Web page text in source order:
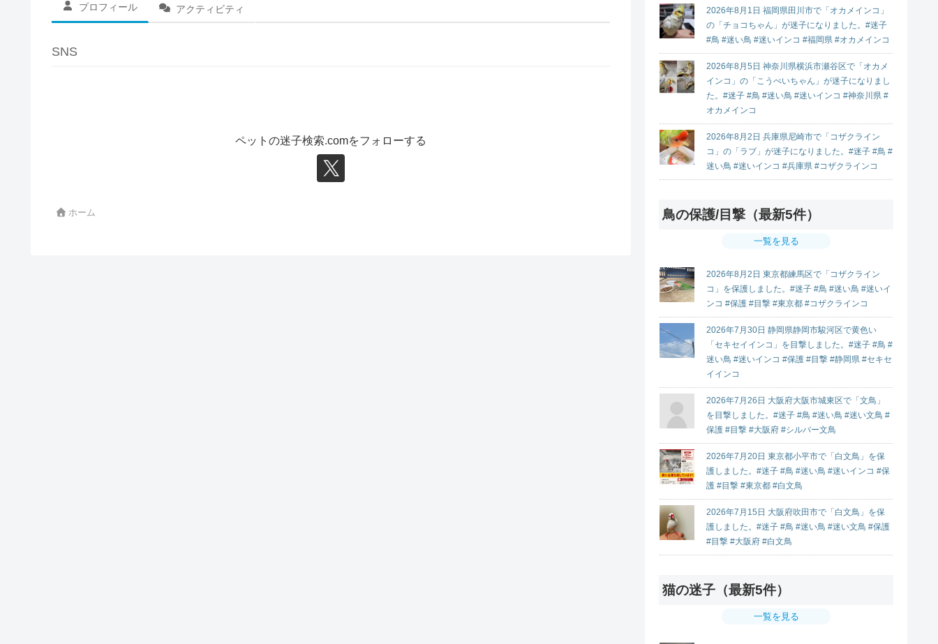
プロフィール アクティビティ
SNS
ペットの迷子検索.comをフォローする
ホーム
2026年8月1日 福岡県田川市で「オカメインコ」
の「チョコちゃん」が迷子になりました。#迷子
#鳥 #迷い鳥 #迷いインコ #福岡県 #オカメインコ
2026年8月5日 神奈川県横浜市瀬谷区で「オカメ
インコ」の「こうぺいちゃん」が迷子になりまし
た。#迷子 #鳥 #迷い鳥 #迷いインコ #神奈川県 #
オカメインコ
2026年8月2日 兵庫県尼崎市で「コザクライン
コ」の「ラブ」が迷子になりました。#迷子 #鳥 #
迷い鳥 #迷いインコ #兵庫県 #コザクラインコ
鳥の保護/目撃（最新5件）
一覧を見る
2026年8月2日 東京都練馬区で「コザクライン
コ」を保護しました。#迷子 #鳥 #迷い鳥 #迷いイ
ンコ #保護 #目撃 #東京都 #コザクラインコ
2026年7月30日 静岡県静岡市駿河区で黄色い
「セキセイインコ」を目撃しました。#迷子 #鳥 #
迷い鳥 #迷いインコ #保護 #目撃 #静岡県 #セキセ
イインコ
2026年7月26日 大阪府大阪市城東区で「文鳥」
を目撃しました。#迷子 #鳥 #迷い鳥 #迷い文鳥 #
保護 #目撃 #大阪府 #シルバー文鳥
2026年7月20日 東京都小平市で「白文鳥」を保
護しました。#迷子 #鳥 #迷い鳥 #迷いインコ #保
護 #目撃 #東京都 #白文鳥
2026年7月15日 大阪府吹田市で「白文鳥」を保
護しました。#迷子 #鳥 #迷い鳥 #迷い文鳥 #保護
#目撃 #大阪府 #白文鳥
猫の迷子（最新5件）
一覧を見る